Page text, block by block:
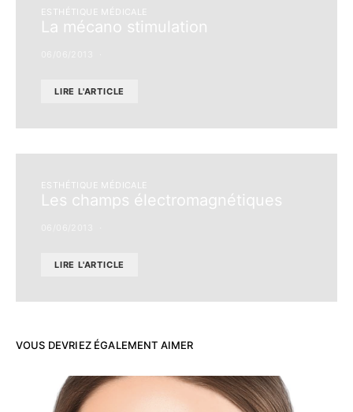
ESTHÉTIQUE MÉDICALE
La mécano stimulation
LIRE L'ARTICLE
ESTHÉTIQUE MÉDICALE
Les champs électromagnétiques
LIRE L'ARTICLE
VOUS DEVRIEZ ÉGALEMENT AIMER